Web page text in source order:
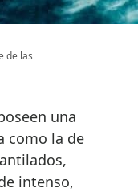
de las
una
como la de
intenso,